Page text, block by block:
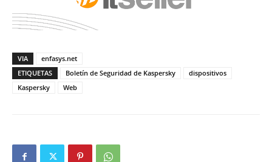
VIA
enfasys.net
ETIQUETAS
Boletín de Seguridad de Kaspersky
dispositivos
Kaspersky
Web